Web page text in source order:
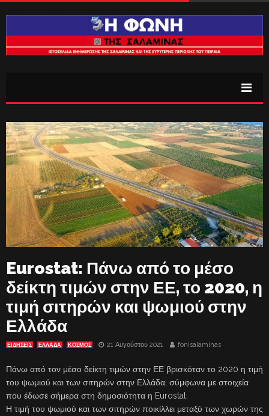
Eurostat: Πάνω από το μέσο
δείκτη τιμών στην ΕΕ, το 2020, η
τιμή σιτηρών και ψωμιού στην
Ελλάδα
ΕΙΔΗΣΕΙΣ ΕΛΛΑΔΑ ΚΟΣΜΟΣ 21 Αυγούστου 2021 fonisalaminas
Πάνω από τον μέσο δείκτη τιμών στην ΕΕ βρισκόταν το 2020 η τιμή
του ψωμιού και των σιτηρών στην Ελλάδα, σύμφωνα με στοιχεία
που έδωσε σήμερα στη δημοσιότητα η Eurostat.
Η τιμή του ψωμιού και των σιτηρών ποικίλλει μεταξύ των χωρών της